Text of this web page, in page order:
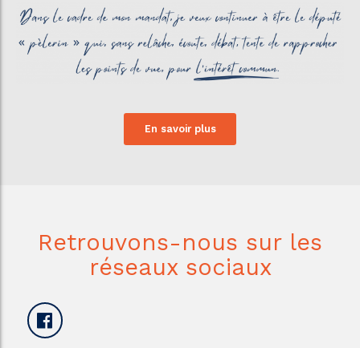
En savoir plus
Retrouvons-nous sur les
réseaux sociaux